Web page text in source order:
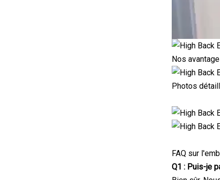
Nos
Photos
FAQ sur
Q1 : Puis-je